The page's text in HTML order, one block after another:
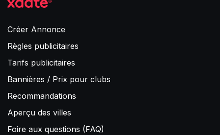
Créer Annonce
Règles publicitaires
Tarifs publicitaires
Bannières / Prix pour clubs
Recommandations
Aperçu des villes
Foire aux questions (FAQ)